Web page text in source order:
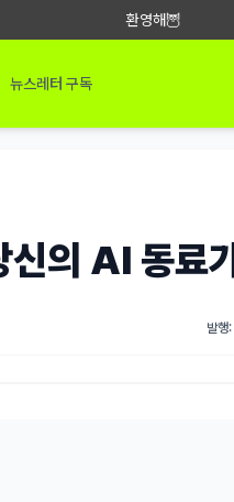
환영해🦉
뉴스레터 구독
의 AI 동료
발